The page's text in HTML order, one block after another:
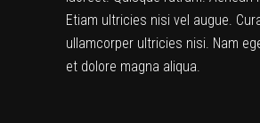
Etiam ultricies nisi vel augue.
ullamcorper ultricies nisi. Nam
et dolore magna aliqua.